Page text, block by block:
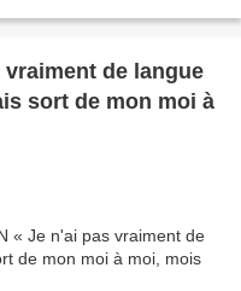
vraiment de langue
sort de mon moi à